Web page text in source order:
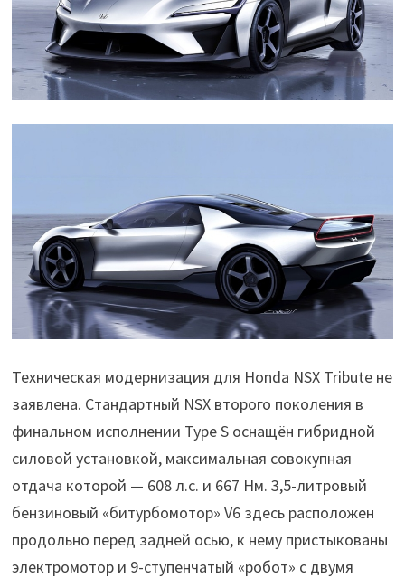
Техническая модернизация для Honda NSX Tribute не
заявлена. Стандартный NSX второго поколения в
финальном исполнении Type S оснащён гибридной
силовой установкой, максимальная совокупная
отдача которой — 608 л.с. и 667 Нм. 3,5-литровый
бензиновый «битурбомотор» V6 здесь расположен
продольно перед задней осью, к нему пристыкованы
электромотор и 9-ступенчатый «робот» с двумя